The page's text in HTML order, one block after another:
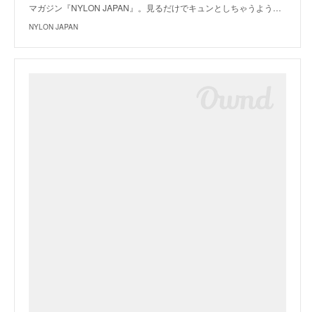
マガジン『NYLON JAPAN』。見るだけでキュンとしちゃうよう…
NYLON JAPAN